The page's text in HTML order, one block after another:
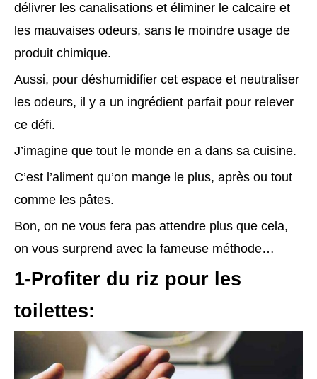
délivrer les canalisations et éliminer le calcaire et
les mauvaises odeurs, sans le moindre usage de
produit chimique.
Aussi, pour déshumidifier cet espace et neutraliser
les odeurs, il y a un ingrédient parfait pour relever
ce défi.
J’imagine que tout le monde en a dans sa cuisine.
C’est l’aliment qu’on mange le plus, après ou tout
comme les pâtes.
Bon, on ne vous fera pas attendre plus que cela,
on vous surprend avec la fameuse méthode…
1-Profiter du riz pour les
toilettes: